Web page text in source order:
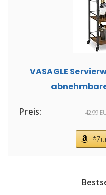
VASAGLE
42,99